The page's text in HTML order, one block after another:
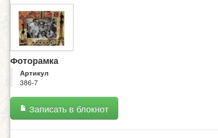
Фоторамка
Артикул
386-7
Записать в блокнот